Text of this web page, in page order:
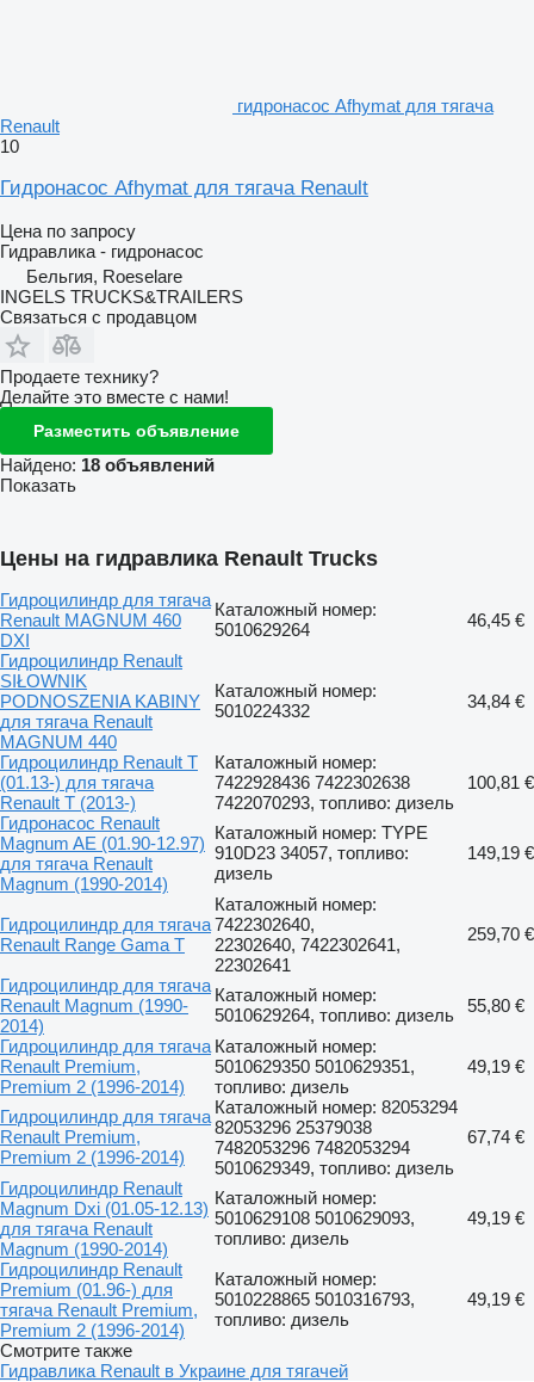
гидронасос Afhymat для тягача
Renault
10
Гидронасос Afhymat для тягача Renault
Цена по запросу
Гидравлика - гидронасос
Бельгия, Roeselare
INGELS TRUCKS&TRAILERS
Связаться с продавцом
Продаете технику?
Делайте это вместе с нами!
Разместить объявление
Найдено: 18 объявлений
Показать
Цены на гидравлика Renault Trucks
Гидроцилиндр для тягача
Renault MAGNUM 460
DXI
Каталожный номер:
5010629264
46,45 €
Гидроцилиндр Renault
SIŁOWNIK
PODNOSZENIA KABINY
для тягача Renault
MAGNUM 440
Каталожный номер:
5010224332
34,84 €
Гидроцилиндр Renault T
(01.13-) для тягача
Renault T (2013-)
Каталожный номер:
7422928436 7422302638
7422070293, топливо: дизель
100,81 €
Гидронасос Renault
Magnum AE (01.90-12.97)
для тягача Renault
Magnum (1990-2014)
Каталожный номер: TYPE
910D23 34057, топливо:
дизель
149,19 €
Гидроцилиндр для тягача
Renault Range Gama T
Каталожный номер:
7422302640,
22302640, 7422302641,
22302641
259,70 €
Гидроцилиндр для тягача
Renault Magnum (1990-
2014)
Каталожный номер:
5010629264, топливо: дизель
55,80 €
Гидроцилиндр для тягача
Renault Premium,
Premium 2 (1996-2014)
Каталожный номер:
5010629350 5010629351,
топливо: дизель
49,19 €
Гидроцилиндр для тягача
Renault Premium,
Premium 2 (1996-2014)
Каталожный номер: 82053294
82053296 25379038
7482053296 7482053294
5010629349, топливо: дизель
67,74 €
Гидроцилиндр Renault
Magnum Dxi (01.05-12.13)
для тягача Renault
Magnum (1990-2014)
Каталожный номер:
5010629108 5010629093,
топливо: дизель
49,19 €
Гидроцилиндр Renault
Premium (01.96-) для
тягача Renault Premium,
Premium 2 (1996-2014)
Каталожный номер:
5010228865 5010316793,
топливо: дизель
49,19 €
Смотрите также
Гидравлика Renault в Украине для тягачей